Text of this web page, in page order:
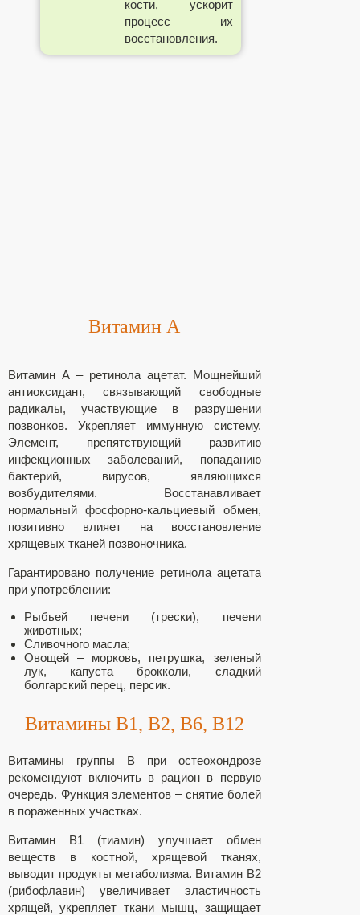
кости, ускорит
процесс их
восстановления.
Витамин А
Витамин А – ретинола ацетат. Мощнейший
антиоксидант, связывающий свободные
радикалы, участвующие в разрушении
позвонков. Укрепляет иммунную систему.
Элемент, препятствующий развитию
инфекционных заболеваний, попаданию
бактерий, вирусов, являющихся
возбудителями. Восстанавливает
нормальный фосфорно-кальциевый обмен,
позитивно влияет на восстановление
хрящевых тканей позвоночника.
Гарантировано получение ретинола ацетата
при употреблении:
Рыбьей печени (трески), печени
животных;
Сливочного масла;
Овощей – морковь, петрушка, зеленый
лук, капуста брокколи, сладкий
болгарский перец, персик.
Витамины В1, В2, В6, В12
Витамины группы В при остеохондрозе
рекомендуют включить в рацион в первую
очередь. Функция элементов – снятие болей
в пораженных участках.
Витамин В1 (тиамин) улучшает обмен
веществ в костной, хрящевой тканях,
выводит продукты метаболизма. Витамин В2
(рибофлавин) увеличивает эластичность
хрящей, укрепляет ткани мышц, защищает